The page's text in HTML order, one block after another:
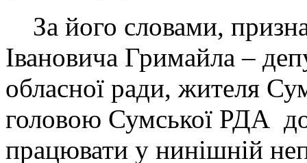
За його словами,
Івановича Гримайла –
обласної ради, жителя
головою Сумської РДА
працювати у нинішній